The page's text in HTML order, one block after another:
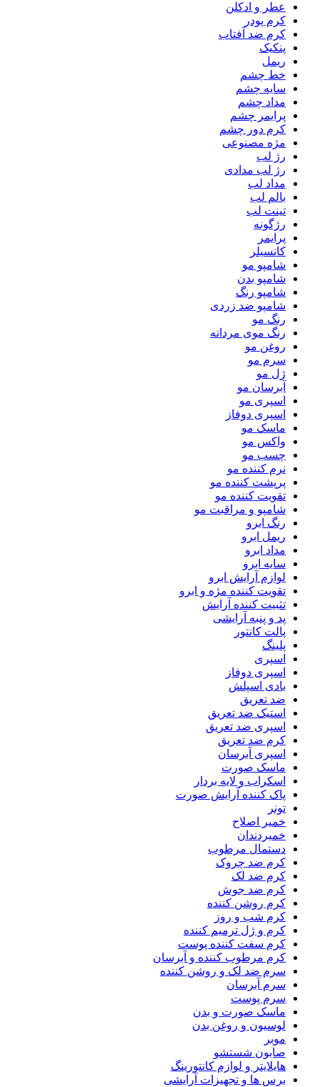
عطر و ادکلن
کرم پودر
کرم ضد آفتاب
پنکیک
ریمل
خط چشم
سایه چشم
مداد چشم
پرایمر چشم
کرم دور چشم
مژه مصنوعی
رژ لب
رژ لب مدادی
مداد لب
بالم لب
تینت لب
رژگونه
پرایمر
کانسیلر
شامپو مو
شامپو بدن
شامپو رنگ
شامپو ضد زردی
رنگ مو
رنگ موی مردانه
روغن مو
سرم مو
ژل مو
آبرسان مو
اسپری مو
اسپری دوفاز
ماسک مو
واکس مو
چسب مو
نرم کننده مو
پرپشت کننده مو
تقویت کننده مو
شامپو و مراقبت مو
رنگ ابرو
ریمل ابرو
مداد ابرو
سایه ابرو
لوازم آرایش ابرو
تقویت کننده مژه و ابرو
تثبیت کننده آرایش
پد و پنبه آرایشی
پالت کانتور
پلینگ
اسپری
اسپری دوفاز
بادی اسپلش
ضد تعریق
استیک ضد تعریق
اسپری ضد تعریق
کرم ضد تعریق
اسپری آبرسان
ماسک صورت
اسکراب و لایه بردار
پاک کننده آرایش صورت
تونر
خمیر اصلاح
خمیردندان
دستمال مرطوب
کرم ضد چروک
کرم ضد لک
کرم ضد جوش
کرم روشن کننده
کرم شب و روز
کرم و ژل ترمیم کننده
کرم سفت کننده پوست
کرم مرطوب کننده و آبرسان
سرم ضد لک و روشن کننده
سرم آبرسان
سرم پوست
ماسک صورت و بدن
لوسیون و روغن بدن
موبر
صابون شستشو
هایلایتر و لوازم کانتورینگ
برس ها و تجهیزات آرایشی